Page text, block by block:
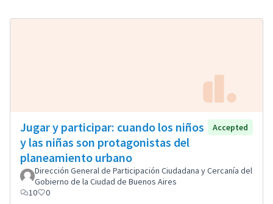
Jugar y participar: cuando los niños
y las niñas son protagonistas del
planeamiento urbano
Accepted
Dirección General de Participación Ciudadana y Cercanía del
Gobierno de la Ciudad de Buenos Aires
10
0